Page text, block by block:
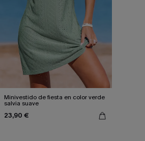
Minivestido de fiesta en color verde
salvia suave
23,90 €